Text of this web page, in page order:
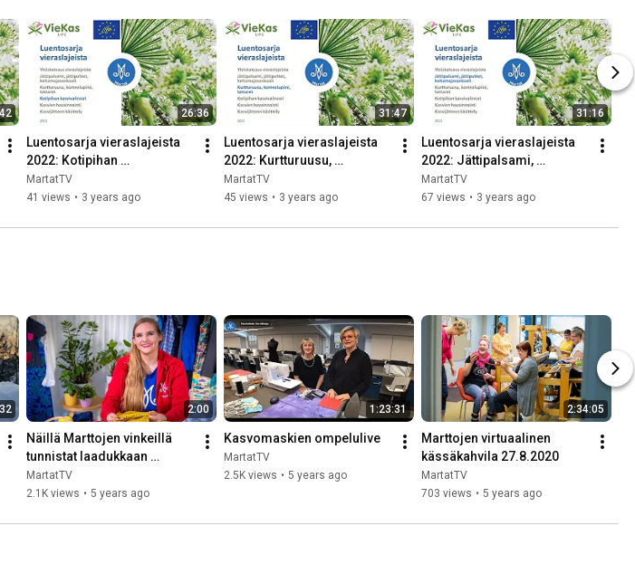
26:36
Luentosarja vieraslajeista
2022: Kotipihan
kasvivalinnat (osa 4)
MartatTV
41 views • 3 years ago
31:47
Luentosarja vieraslajeista
2022: Kurtturuusu,
komealupiini, tataret (osa 3)
MartatTV
45 views • 3 years ago
31:16
Luentosarja vieraslajeista
2022: Jättipalsami,
jättiputket,
keltamajavankaali (osa 2)
MartatTV
67 views • 3 years ago
2:00
Näillä Marttojen vinkeillä
tunnistat laadukkaan
vaatteen
MartatTV
2.1K views • 5 years ago
1:23:31
Kasvomaskien ompelulive
MartatTV
2.5K views • 5 years ago
2:34:05
Marttojen virtuaalinen
kässäkahvila 27.8.2020
MartatTV
703 views • 5 years ago